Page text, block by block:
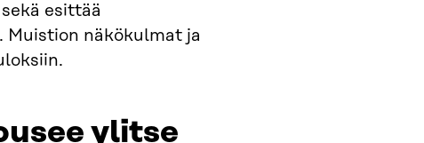
esittää
näkökulmat ja
ylitse